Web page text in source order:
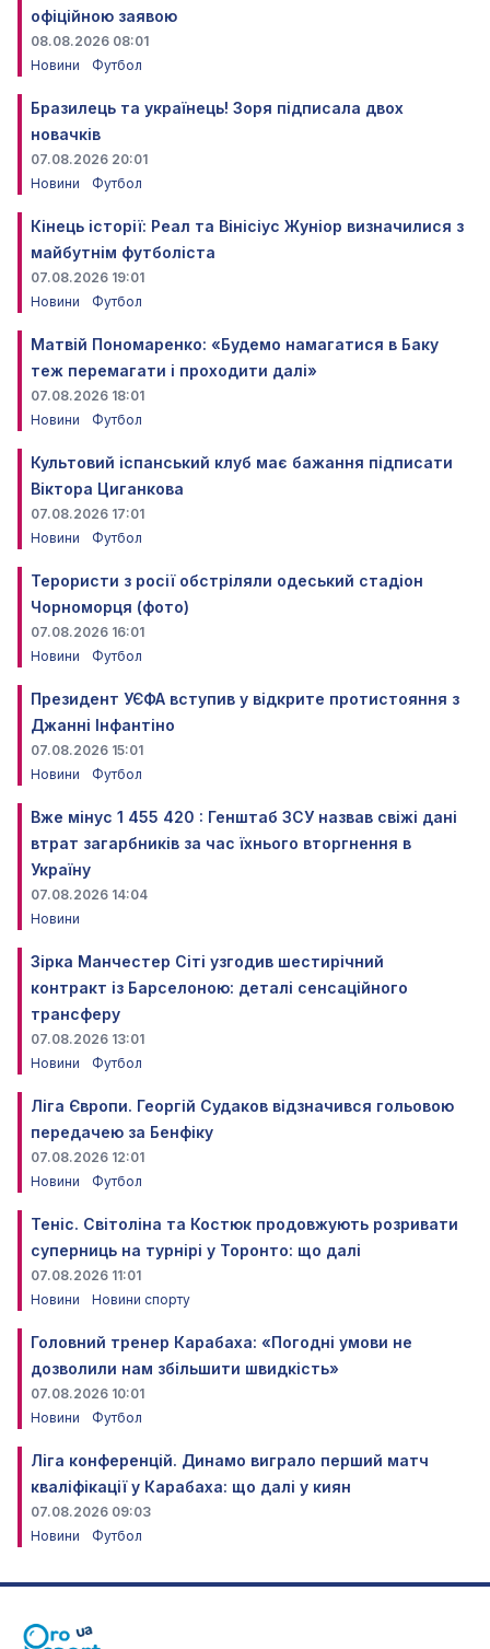
офіційною заявою
08.08.2026 08:01
Новини
Футбол
Бразилець та українець! Зоря підписала двох
новачків
07.08.2026 20:01
Новини
Футбол
Кінець історії: Реал та Вінісіус Жуніор визначилися з
майбутнім футболіста
07.08.2026 19:01
Новини
Футбол
Матвій Пономаренко: «Будемо намагатися в Баку
теж перемагати і проходити далі»
07.08.2026 18:01
Новини
Футбол
Культовий іспанський клуб має бажання підписати
Віктора Циганкова
07.08.2026 17:01
Новини
Футбол
Терористи з росії обстріляли одеський стадіон
Чорноморця (фото)
07.08.2026 16:01
Новини
Футбол
Президент УЄФА вступив у відкрите протистояння з
Джанні Інфантіно
07.08.2026 15:01
Новини
Футбол
Вже мінус 1 455 420 : Генштаб ЗСУ назвав свіжі дані
втрат загарбників за час їхнього вторгнення в
Україну
07.08.2026 14:04
Новини
Зірка Манчестер Сіті узгодив шестирічний
контракт із Барселоною: деталі сенсаційного
трансферу
07.08.2026 13:01
Новини
Футбол
Ліга Європи. Георгій Судаков відзначився гольовою
передачею за Бенфіку
07.08.2026 12:01
Новини
Футбол
Теніс. Світоліна та Костюк продовжують розривати
суперниць на турнірі у Торонто: що далі
07.08.2026 11:01
Новини
Новини спорту
Головний тренер Карабаха: «Погодні умови не
дозволили нам збільшити швидкість»
07.08.2026 10:01
Новини
Футбол
Ліга конференцій. Динамо виграло перший матч
кваліфікації у Карабаха: що далі у киян
07.08.2026 09:03
Новини
Футбол